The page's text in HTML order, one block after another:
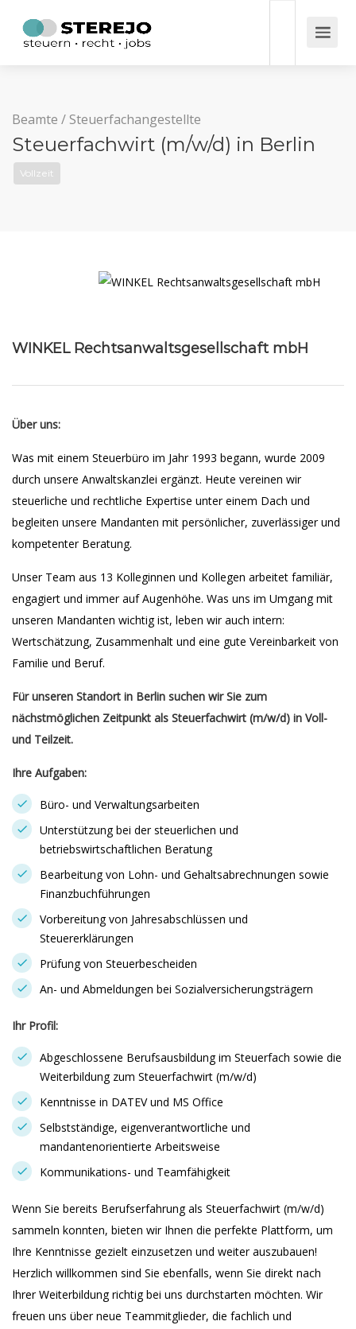
Beamte / Steuerfachangestellte
Steuerfachwirt (m/w/d) in Berlin
Vollzeit
WINKEL Rechtsanwaltsgesellschaft mbH
Über uns:
Was mit einem Steuerbüro im Jahr 1993 begann, wurde 2009
durch unsere Anwaltskanzlei ergänzt. Heute vereinen wir
steuerliche und rechtliche Expertise unter einem Dach und
begleiten unsere Mandanten mit persönlicher, zuverlässiger und
kompetenter Beratung.
Unser Team aus 13 Kolleginnen und Kollegen arbeitet familiär,
engagiert und immer auf Augenhöhe. Was uns im Umgang mit
unseren Mandanten wichtig ist, leben wir auch intern:
Wertschätzung, Zusammenhalt und eine gute Vereinbarkeit von
Familie und Beruf.
Für unseren Standort in Berlin suchen wir Sie zum
nächstmöglichen Zeitpunkt als Steuerfachwirt (m/w/d) in Voll-
und Teilzeit.
Ihre Aufgaben:
Büro- und Verwaltungsarbeiten
Unterstützung bei der steuerlichen und
betriebswirtschaftlichen Beratung
Bearbeitung von Lohn- und Gehaltsabrechnungen sowie
Finanzbuchführungen
Vorbereitung von Jahresabschlüssen und
Steuererklärungen
Prüfung von Steuerbescheiden
An- und Abmeldungen bei Sozialversicherungsträgern
Ihr Profil:
Abgeschlossene Berufsausbildung im Steuerfach sowie die
Weiterbildung zum Steuerfachwirt (m/w/d)
Kenntnisse in DATEV und MS Office
Selbstständige, eigenverantwortliche und
mandantenorientierte Arbeitsweise
Kommunikations- und Teamfähigkeit
Wenn Sie bereits Berufserfahrung als Steuerfachwirt (m/w/d)
sammeln konnten, bieten wir Ihnen die perfekte Plattform, um
Ihre Kenntnisse gezielt einzusetzen und weiter auszubauen!
Herzlich willkommen sind Sie ebenfalls, wenn Sie direkt nach
Ihrer Weiterbildung richtig bei uns durchstarten möchten. Wir
freuen uns über neue Teammitglieder, die fachlich und